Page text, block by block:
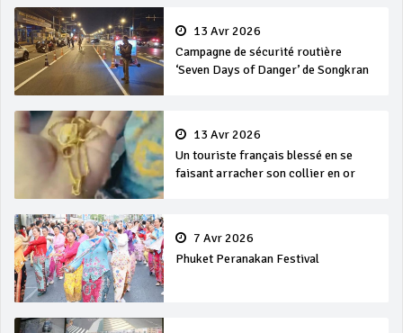
13 Avr 2026
Campagne de sécurité routière
‘Seven Days of Danger’ de Songkran
13 Avr 2026
Un touriste français blessé en se
faisant arracher son collier en or
7 Avr 2026
Phuket Peranakan Festival